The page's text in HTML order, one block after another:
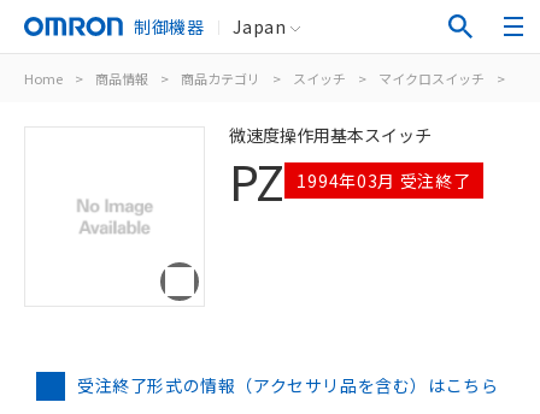
制御機器 Japan
Home > 商品情報 > 商品カテゴリ > スイッチ > マイクロスイッチ >
微速度操作用基本スイッチ
PZ 1994年03月 受注終了
受注終了形式の情報（アクセサリ品を含む）はこちら